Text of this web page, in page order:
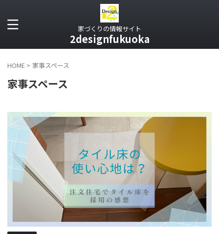
家づくりの情報サイト
2designfukuoka
HOME > 家事スペース
家事スペース